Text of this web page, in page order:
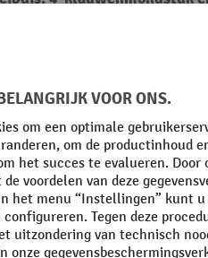
Merk
Rubriek